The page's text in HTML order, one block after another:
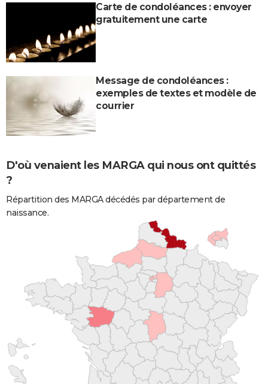
Carte de condoléances : envoyer
gratuitement une carte
Message de condoléances :
exemples de textes et modèle de
courrier
D'où venaient les MARGA qui nous ont quittés
?
Répartition des MARGA décédés par département de
naissance.